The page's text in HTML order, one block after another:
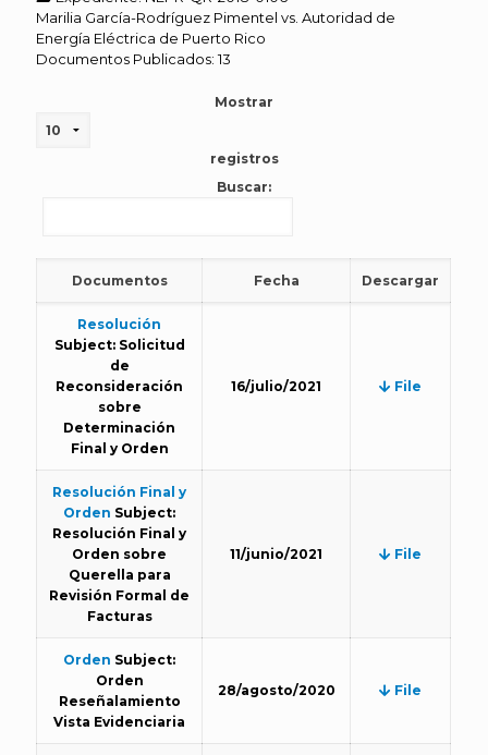
Marilia García-Rodríguez Pimentel vs. Autoridad de
Energía Eléctrica de Puerto Rico
Documentos Publicados: 13
Mostrar
registros
Buscar:
Documentos Fecha Descargar
Resolución
Subject: Solicitud
de
Reconsideración
sobre
Determinación
Final y Orden
16/julio/2021 File
Resolución Final y
Orden Subject:
Resolución Final y
Orden sobre
Querella para
Revisión Formal de
Facturas
11/junio/2021 File
Orden Subject:
Orden
Reseñalamiento
Vista Evidenciaria
28/agosto/2020 File